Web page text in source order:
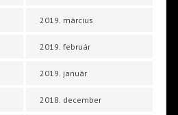
2019. március
2019. február
2019. január
2018. december